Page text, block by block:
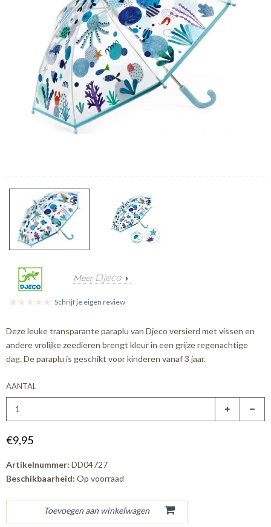
Meer Djeco
Schrijf je eigen review
Deze leuke transparante paraplu van Djeco versierd met vissen en
andere vrolijke zeedieren brengt kleur in een grijze regenachtige
dag. De paraplu is geschikt voor kinderen vanaf 3 jaar.
AANTAL
€9,95
Artikelnummer: DD04727
Beschikbaarheid: Op voorraad